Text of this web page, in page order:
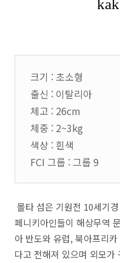
크기 : 초소형
출신 : 이탈리아
체고 : 26cm
체중 : 2~3kg
색상 : 흰색
FCI 그룹 : 그룹 9
몰타 섬은 기원전 10세기
페니키아인들이 해상무역
아 반도와 유럽,북아프리
다고 전해져 있으며 외모가